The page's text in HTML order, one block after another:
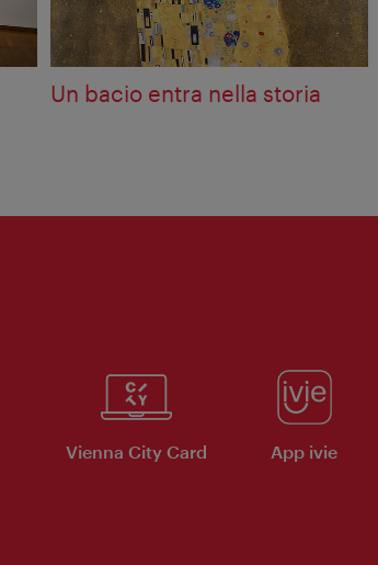
Un bacio entra nella storia
Vienna City Card App ivie